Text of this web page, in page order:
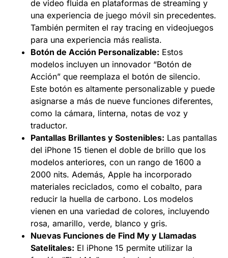
de video fluida en plataformas de streaming y
una experiencia de juego móvil sin precedentes.
También permiten el ray tracing en videojuegos
para una experiencia más realista.
Botón de Acción Personalizable: Estos
modelos incluyen un innovador “Botón de
Acción” que reemplaza el botón de silencio.
Este botón es altamente personalizable y puede
asignarse a más de nueve funciones diferentes,
como la cámara, linterna, notas de voz y
traductor.
Pantallas Brillantes y Sostenibles: Las pantallas
del iPhone 15 tienen el doble de brillo que los
modelos anteriores, con un rango de 1600 a
2000 nits. Además, Apple ha incorporado
materiales reciclados, como el cobalto, para
reducir la huella de carbono. Los modelos
vienen en una variedad de colores, incluyendo
rosa, amarillo, verde, blanco y gris.
Nuevas Funciones de Find My y Llamadas
Satelitales: El iPhone 15 permite utilizar la